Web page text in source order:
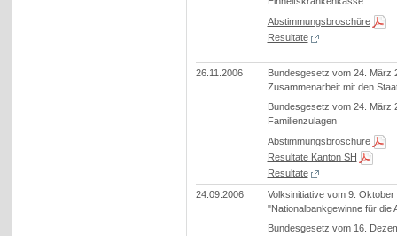
Abstimmungsbroschüre
Resultate
26.11.2006
Bundesgesetz vom 24. März
Zusammenarbeit mit den
Bundesgesetz vom 24. März
Familienzulagen
Abstimmungsbroschüre
Resultate Kanton SH
Resultate
24.09.2006
Volksinitiative vom 9. Oktober
"Nationalbankgewinne für die
Bundesgesetz vom 16.